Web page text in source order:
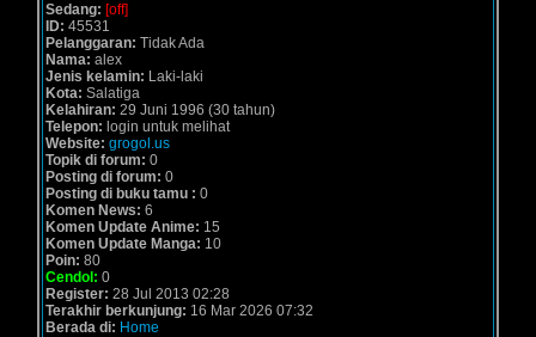
Sedang: [off]
ID: 45531
Pelanggaran: Tidak Ada
Nama: alex
Jenis kelamin: Laki-laki
Kota: Salatiga
Kelahiran: 29 Juni 1996 (30 tahun)
Telepon: login untuk melihat
Website: grogol.us
Topik di forum: 0
Posting di forum: 0
Posting di buku tamu : 0
Komen News: 6
Komen Update Anime: 15
Komen Update Manga: 10
Poin: 80
Cendol: 0
Register: 28 Jul 2013 02:28
Terakhir berkunjung: 16 Mar 2026 07:32
Berada di: Home